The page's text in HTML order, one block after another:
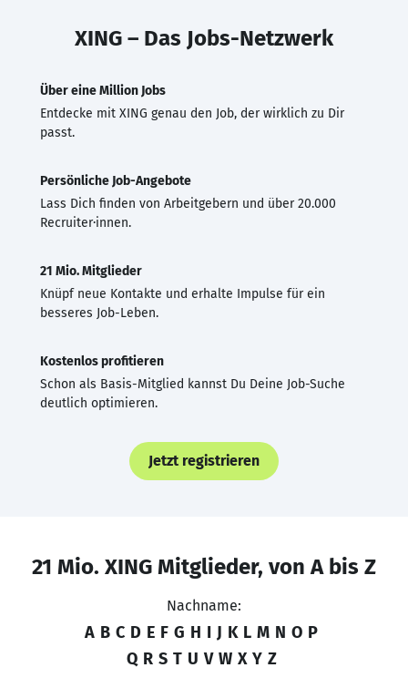
XING – Das Jobs-Netzwerk
Über eine Million Jobs
Entdecke mit XING genau den Job, der wirklich zu Dir
passt.
Persönliche Job-Angebote
Lass Dich finden von Arbeitgebern und über 20.000
Recruiter·innen.
21 Mio. Mitglieder
Knüpf neue Kontakte und erhalte Impulse für ein
besseres Job-Leben.
Kostenlos profitieren
Schon als Basis-Mitglied kannst Du Deine Job-Suche
deutlich optimieren.
Jetzt registrieren
21 Mio. XING Mitglieder, von A bis Z
Nachname:
A B C D E F G H I J K L M N O P
Q R S T U V W X Y Z